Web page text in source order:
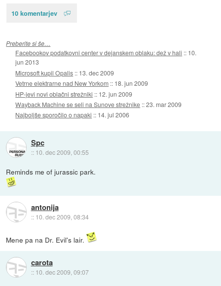
10 komentarjev
Preberite si še…
Facebookov podatkovni center v dejanskem oblaku: dež v hali :: 10.
jun 2013
Microsoft kupil Opalis :: 13. dec 2009
Vetrne elektrarne nad New Yorkom :: 18. jun 2009
HP-jevi novi oblačni strežniki :: 12. jun 2009
Wayback Machine se seli na Sunove strežnike ::23. mar 2009
Najboljše sporočilo o napaki :: 14. jul 2006
Spc
:: 10. dec 2009, 00:55
Reminds me of jurassic park.
antonija
:: 10. dec 2009, 08:34
Mene pa na Dr. Evil's lair.
carota
:: 10. dec 2009, 09:07